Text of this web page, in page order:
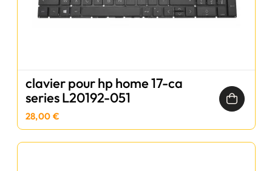
clavier pour hp home 17-ca
series L20192-051
28,00 €